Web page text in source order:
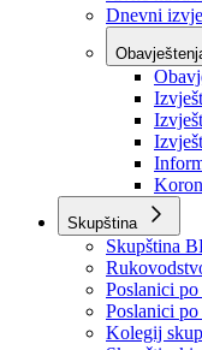
Konkursi i
Javni pozivi
Javne
Dnevni
Skupština
Skupština